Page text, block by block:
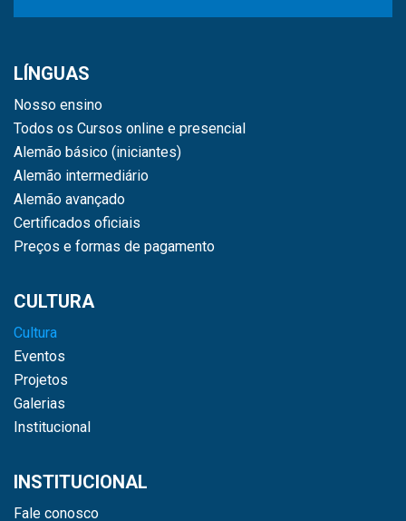
LÍNGUAS
Nosso ensino
Todos os Cursos online e presencial
Alemão básico (iniciantes)
Alemão intermediário
Alemão avançado
Certificados oficiais
Preços e formas de pagamento
CULTURA
Cultura
Eventos
Projetos
Galerias
Institucional
INSTITUCIONAL
Fale conosco